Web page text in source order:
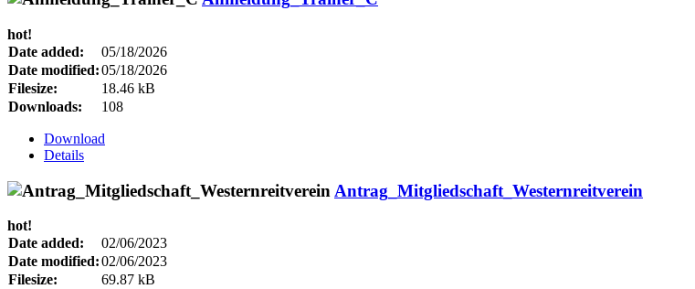
hot!
Date added:
05/18/2026
Date modified:05/18/2026
Filesize:
18.46 kB
Downloads:
108
Download
Details
Antrag_Mitgliedschaft_Westernreitverein
hot!
Date added:
02/06/2023
Date modified:02/06/2023
Filesize:
69.87 kB